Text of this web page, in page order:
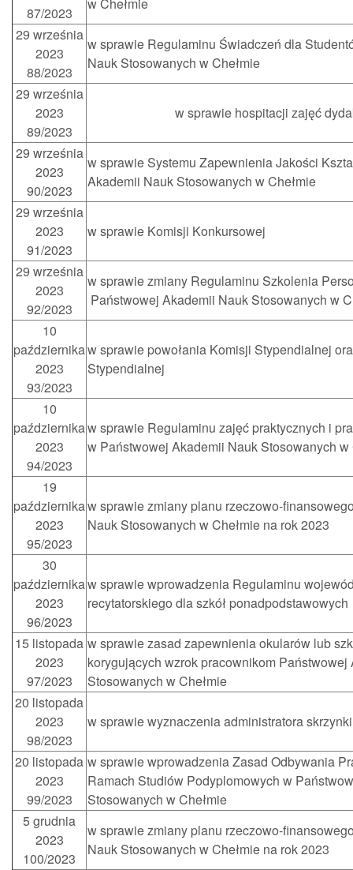
87/2023
29 września
2023
88/2023
w sprawie Regulaminu Świadczeń dla
Nauk Stosowanych w Chełmie
29 września
2023
89/2023
w sprawie hospitacji zajęć
29 września
2023
90/2023
w sprawie Systemu Zapewnienia Jakości
Akademii Nauk Stosowanych w Chełmie
29 września
2023
91/2023
w sprawie Komisji Konkursowej
29 września
2023
92/2023
w sprawie zmiany Regulaminu Szkolenia
Państwowej Akademii Nauk Stosowanych w
10
października
2023
93/2023
w sprawie powołania Komisji Stypendialnej
Stypendialnej
10
października
2023
94/2023
w sprawie Regulaminu zajęć praktycznych i
w Państwowej Akademii Nauk Stosowanych w
19
października
2023
95/2023
w sprawie zmiany planu rzeczowo-
Nauk Stosowanych w Chełmie na rok 2023
30
października
2023
96/2023
w sprawie wprowadzenia Regulaminu
recytatorskiego dla szkół ponadpodstawowych
15 listopada
2023
97/2023
w sprawie zasad zapewnienia okularów lub
korygujących wzrok pracownikom Państwowej
Stosowanych w Chełmie
20 listopada
2023
98/2023
w sprawie wyznaczenia administratora
20 listopada
2023
99/2023
w sprawie wprowadzenia Zasad Odbywania
Ramach Studiów Podyplomowych w
Stosowanych w Chełmie
5 grudnia
2023
100/2023
w sprawie zmiany planu rzeczowo-
Nauk Stosowanych w Chełmie na rok 2023